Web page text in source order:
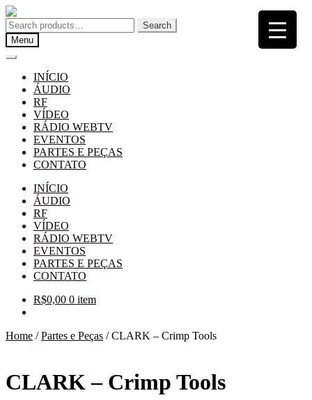
Pular
para
navegação
Pular
para
o
conteúdo
Search
for:
Search
Menu
INÍCIO
ÁUDIO
RF
VÍDEO
RÁDIO WEBTV
EVENTOS
PARTES E PEÇAS
CONTATO
INÍCIO
ÁUDIO
RF
VÍDEO
RÁDIO WEBTV
EVENTOS
PARTES E PEÇAS
CONTATO
R$0,00 0 item
Home /Partes e Peças /CLARK – Crimp Tools
CLARK – Crimp Tools